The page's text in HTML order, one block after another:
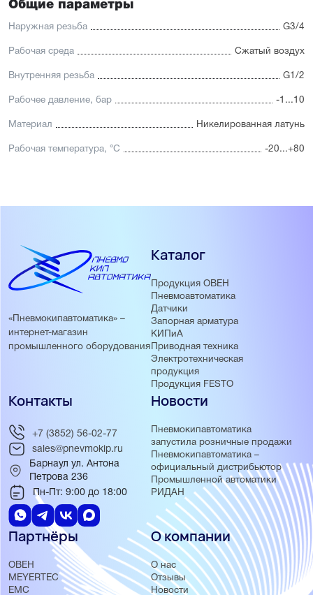
Общие параметры
Наружная резьба G3/4
Рабочая среда Сжатый воздух
Внутренняя резьба G1/2
Рабочее давление, бар -1...10
Материал Никелированная латунь
Рабочая температура, °С -20...+80
«Пневмокипавтоматика» –
интернет-магазин
промышленного оборудования
Каталог
Продукция ОВЕН
Пневмоавтоматика
Датчики
Запорная арматура
КИПиА
Приводная техника
Электротехническая
продукция
Продукция FESTO
Новости
Пневмокипавтоматика
запустила розничные продажи
Пневмокипавтоматика –
официальный дистрибьютор
Промышленной автоматики
РИДАН
Партнёры
ОВЕН
MEYERTEC
EMC
О компании
О нас
Отзывы
Новости
Контакты
+7 (3852) 56-02-77
sales@pnevmokip.ru
Барнаул ул. Антона
Петрова 236
Пн-Пт: 9:00 до 18:00